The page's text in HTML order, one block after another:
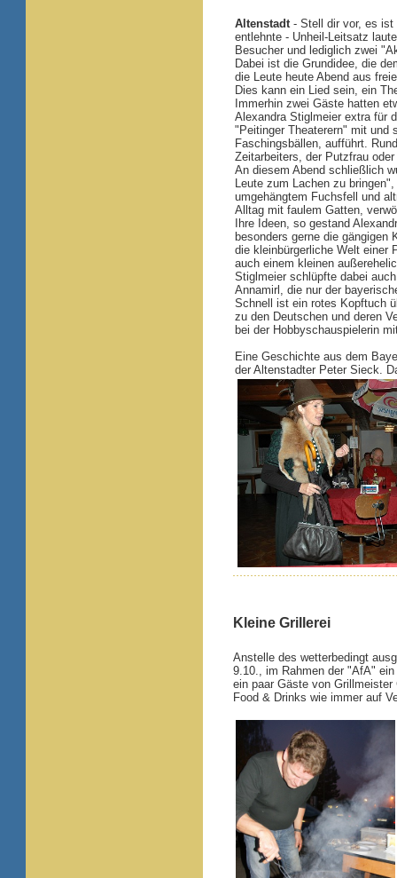
Altenstadt - Stell dir vor, es ist
entlehnte - Unheil-Leitsatz
Besucher und lediglich zwei
Dabei ist die Grundidee, die
die Leute heute Abend aus
Dies kann ein Lied sein, ein
Immerhin zwei Gäste hatten
Alexandra Stiglmeier extra für
"Peitinger Theaterern" mit und
Faschingsbällen, aufführt.
Zeitarbeiters, der Putzfrau
An diesem Abend schließlich
Leute zum Lachen zu
umgehängtem Fuchsfell und
Alltag mit faulem Gatten,
Ihre Ideen, so gestand
besonders gerne die gängigen
die kleinbürgerliche Welt einer
auch einem kleinen
Stiglmeier schlüpfte dabei
Annamirl, die nur der
Schnell ist ein rotes Kopftuch
zu den Deutschen und deren
bei der Hobbyschauspielerin
Eine Geschichte aus dem
der Altenstadter Peter Sieck.
Kleine Grillerei
Anstelle des wetterbedingt
9.10., im Rahmen der "AfA"
ein paar Gäste von
Food & Drinks wie immer auf